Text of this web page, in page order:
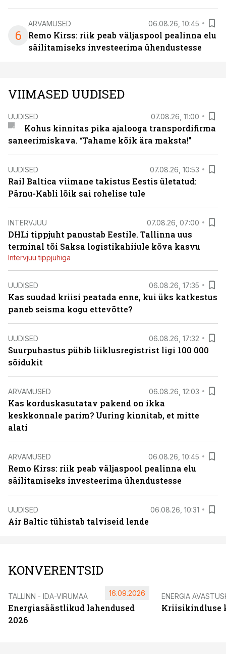
6
ARVAMUSED 06.08.26, 10:45
Remo Kirss: riik peab väljaspool pealinna elu
säilitamiseks investeerima ühendustesse
VIIMASED UUDISED
UUDISED 07.08.26, 11:00
Kohus kinnitas pika ajalooga transpordifirma
saneerimiskava. “Tahame kõik ära maksta!”
UUDISED 07.08.26, 10:53
Rail Baltica viimane takistus Eestis ületatud:
Pärnu-Kabli lõik sai rohelise tule
INTERVJUU 07.08.26, 07:00
DHLi tippjuht panustab Eestile. Tallinna uus
terminal tõi Saksa logistikahiiule kõva kasvu
Intervjuu tippjuhiga
UUDISED 06.08.26, 17:35
Kas suudad kriisi peatada enne, kui üks katkestus
paneb seisma kogu ettevõtte?
UUDISED 06.08.26, 17:32
Suurpuhastus pühib liiklusregistrist ligi 100 000
sõidukit
ARVAMUSED 06.08.26, 12:03
Kas korduskasutatav pakend on ikka
keskkonnale parim? Uuring kinnitab, et mitte
alati
ARVAMUSED 06.08.26, 10:45
Remo Kirss: riik peab väljaspool pealinna elu
säilitamiseks investeerima ühendustesse
UUDISED 06.08.26, 10:31
Air Baltic tühistab talviseid lende
KONVERENTSID
TALLINN - IDA-VIRUMAA
Energiasäästlikud lahendused
2026
16.09.2026 ENERGIA
Kriisikindluse